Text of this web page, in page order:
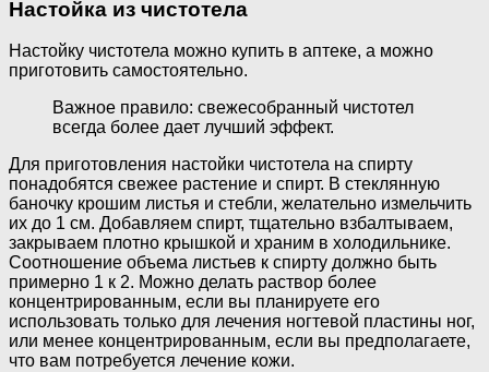
Настойка из чистотела
Настойку чистотела можно купить в аптеке, а можно
приготовить самостоятельно.
Важное правило: свежесобранный чистотел
всегда более дает лучший эффект.
Для приготовления настойки чистотела на спирту
понадобятся свежее растение и спирт. В стеклянную
баночку крошим листья и стебли, желательно измельчить
их до 1 см. Добавляем спирт, тщательно взбалтываем,
закрываем плотно крышкой и храним в холодильнике.
Соотношение объема листьев к спирту должно быть
примерно 1 к 2. Можно делать раствор более
концентрированным, если вы планируете его
использовать только для лечения ногтевой пластины ног,
или менее концентрированным, если вы предполагаете,
что вам потребуется лечение кожи.